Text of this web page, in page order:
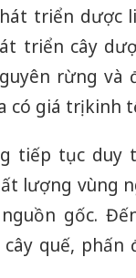
triển dược
triển cây
rừng
có giá trị kinh
tiếp tục duy
lượng vùng
gốc.
quế,